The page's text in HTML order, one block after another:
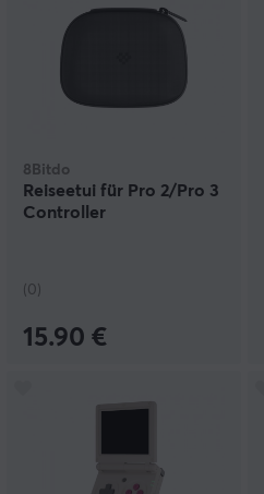
8Bitdo
Reiseetui für Pro 2/Pro 3
Controller
(0)
15.90 €